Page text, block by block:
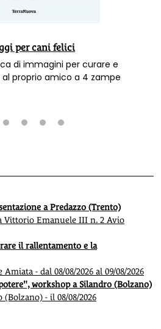
per cani felici
di immagini per curare e
offrire benessere al proprio amico a 4 zampe
a Predazzo (Trento)
Vittorio Emanuele III n. 2 Avio
il rallentamento e la
- dal 08/08/2026 al 09/08/2026
workshop a Silandro (Bolzano)
(Bolzano) - il 08/08/2026